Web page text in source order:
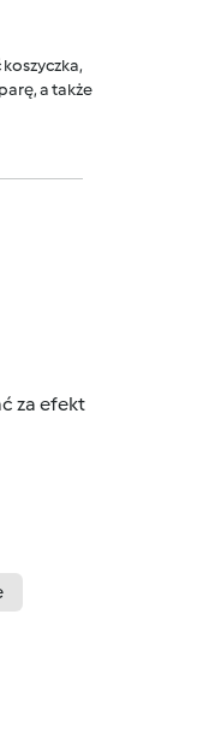
a także
za efekt